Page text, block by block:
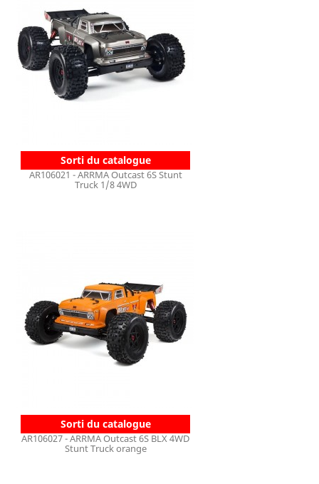
Sorti du catalogue
AR106021 - ARRMA Outcast 6S Stunt
Truck 1/8 4WD
Sorti du catalogue
AR106027 - ARRMA Outcast 6S BLX 4WD
Stunt Truck orange